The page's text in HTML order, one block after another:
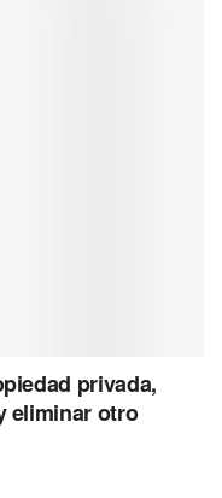
privada,
eliminar otro